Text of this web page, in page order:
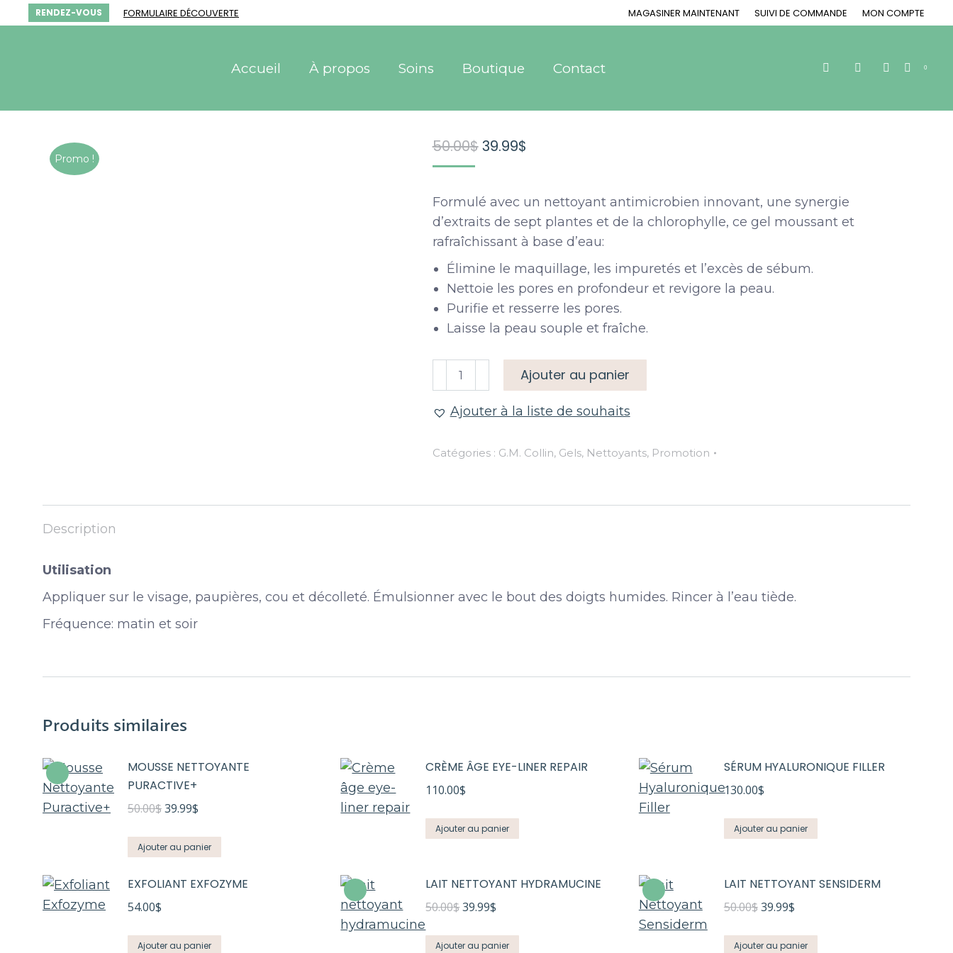
RENDEZ-VOUS FORMULAIRE DÉCOUVERTE MAGASINER MAINTENANT SUIVI DE COMMANDE MON COMPTE
Accueil À propos Soins Boutique Contact
Recherche
0
Promo !
50.00$Le
était :
50.00$.
39.99$
est :
39.99$.
Formulé avec un nettoyant antimicrobien innovant, une synergie
d’extraits de sept plantes et de la chlorophylle, ce gel moussant et
rafraîchissant à base d’eau:
Élimine le maquillage, les impuretés et l’excès de sébum.
Nettoie les pores en profondeur et revigore la peau.
Purifie et resserre les pores.
Laisse la peau souple et fraîche.
quantité
de
Gel
Pureactiv+
Ajouter au panier
Ajouter à la liste de souhaits
Catégories : G.M. Collin, Gels, Nettoyants, Promotion
Description
Utilisation
Appliquer sur le visage, paupières, cou et décolleté. Émulsionner avec le bout des doigts humides. Rincer à l’eau tiède.
Fréquence: matin et soir
Produits similaires
MOUSSE NETTOYANTE
PURACTIVE+
50.00$Le
initial
50.00$.
39.99$
actuel
39.99$.
Ajouter au panier
CRÈME ÂGE EYE-LINER REPAIR
110.00$
Ajouter au panier
SÉRUM HYALURONIQUE FILLER
130.00$
Ajouter au panier
EXFOLIANT EXFOZYME
54.00$
Ajouter au panier
LAIT NETTOYANT HYDRAMUCINE
50.00$Le
initial
39.99$
actuel
Ajouter au panier
LAIT NETTOYANT SENSIDERM
50.00$Le
initial
39.99$Le
actuel
Ajouter au panier